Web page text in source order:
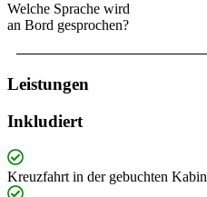
Welche Sprache wird
an Bord gesprochen?
Leistungen
Inkludiert
Kreuzfahrt in der gebuchten